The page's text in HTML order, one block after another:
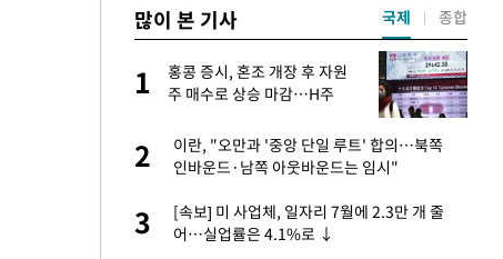
많이 본 기사
1
홍콩 증시, 혼조 개장 후 자원
주 매수로 상승 마감…H주
2
이란, "오만과 '중앙 단일 루트' 합의…북쪽
인바운드·남쪽 아웃바운드는 임시"
3
[속보] 미 사업체, 일자리 7월에 2.3만 개 줄
어…실업률은 4.1%로 ↓
국제 종합